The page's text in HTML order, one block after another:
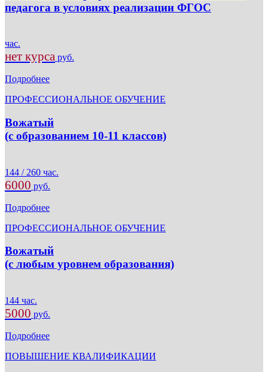
педагога в условиях реализации ФГОС
час.
нет курса руб.
Подробнее
ПРОФЕССИОНАЛЬНОЕ ОБУЧЕНИЕ
Вожатый
(с образованием 10-11 классов)
144 / 260 час.
6000 руб.
Подробнее
ПРОФЕССИОНАЛЬНОЕ ОБУЧЕНИЕ
Вожатый
(с любым уровнем образования)
144 час.
5000 руб.
Подробнее
ПОВЫШЕНИЕ КВАЛИФИКАЦИИ